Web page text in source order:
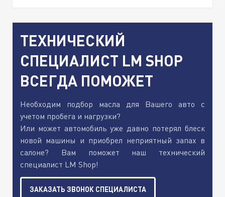
ТЕХНИЧЕСКИЙ
СПЕЦИАЛИСТ LM SHOP
ВСЕГДА ПОМОЖЕТ
Необходим подбор масла для Вашего авто с
учетом пробега и нагрузки?
Или может автомобиль уже давно потерял блеск
новой машины и приобрел неприятный запах в
салоне? Вам поможет наш технический
специалист LM Shop!
ЗАКАЗАТЬ ЗВОНОК СПЕЦИАЛИСТА